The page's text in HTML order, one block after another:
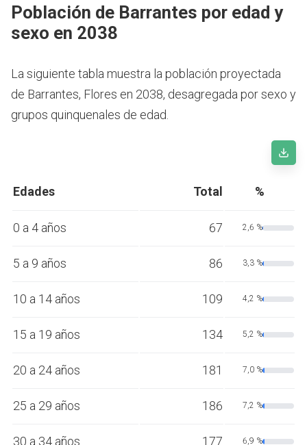
Población de Barrantes por edad y
sexo en 2038
La siguiente tabla muestra la población proyectada
de Barrantes, Flores en 2038, desagregada por sexo y
grupos quinquenales de edad.
Edades Total %
0 a 4 años 67 2,6 %
5 a 9 años 86 3,3 %
10 a 14 años 109 4,2 %
15 a 19 años 134 5,2 %
20 a 24 años 181 7,0 %
25 a 29 años 186 7,2 %
30 a 34 años 177 6,9 %